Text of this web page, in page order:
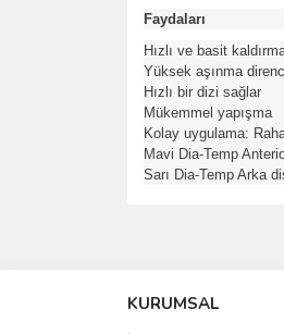
Faydaları
Hızlı ve basit
Yüksek aşınma
Hızlı bir dizi sağlar
Mükemmel yapışma
Kolay uygulama:
Mavi Dia-Temp
Sarı Dia-Temp Arka
Ürün resmi
KURUMSAL